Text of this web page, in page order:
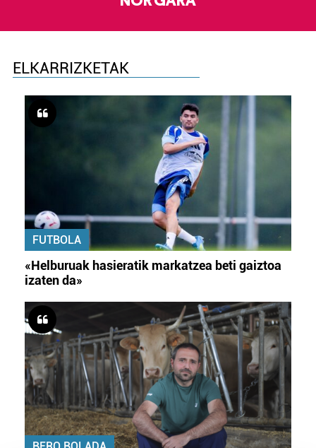
ELKARRIZKETAK
FUTBOLA
«Helburuak hasieratik markatzea beti gaiztoa
izaten da»